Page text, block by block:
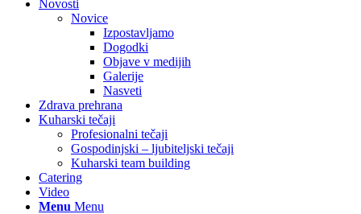
Novosti
Novice
Izpostavljamo
Dogodki
Objave v medijih
Galerije
Nasveti
Zdrava prehrana
Kuharski tečaji
Profesionalni tečaji
Gospodinjski – ljubiteljski tečaji
Kuharski team building
Catering
Video
Menu Menu